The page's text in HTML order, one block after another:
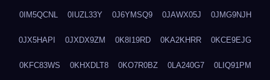
0IM5QCNL 0IUZL33Y 0J6YMSQ9 0JAWX05J 0JMG9NJH
0JX5HAPI 0JXDX9ZM 0K8I19RD 0KA2KHRR 0KCE9EJG
0KFC83WS 0KHXDLT8 0KO7R0BZ 0LA240G7 0LIQ91PM